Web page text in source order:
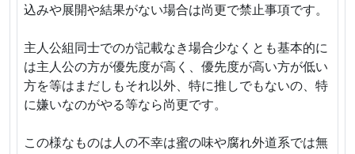
込みや展開や結果がない場合は尚更で禁止事項です。
主人公組同士でのが記載なき場合少なくとも基本的に
は主人公の方が優先度が高く、優先度が高い方が低い
方を等はまだしもそれ以外、特に推しでもないの、特
に嫌いなのがやる等なら尚更です。
この様なものは人の不幸は蜜の味や腐れ外道系では無